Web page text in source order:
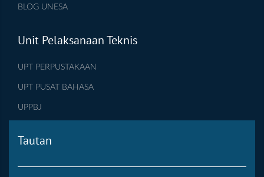
BLOG UNESA
Unit Pelaksanaan Teknis
UPT PERPUSTAKAAN
UPT PUSAT BAHASA
UPPBJ
Tautan